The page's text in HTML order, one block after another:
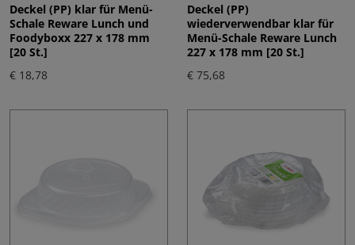
Deckel (PP) klar für Menü-
Schale Reware Lunch und
Foodyboxx 227 x 178 mm
[20 St.]
€ 18,78
Deckel (PP)
wiederverwendbar klar für
Menü-Schale Reware Lunch
227 x 178 mm [20 St.]
€ 75,68